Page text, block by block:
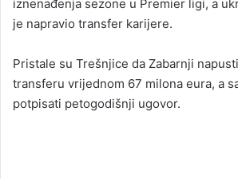
iznenađenja sezone u Premier ligi, a
je napravio transfer karijere.
Pristale su Trešnjice da Zabarnji
transferu vrijednom 67 milona eura, a
potpisati petogodišnji ugovor.